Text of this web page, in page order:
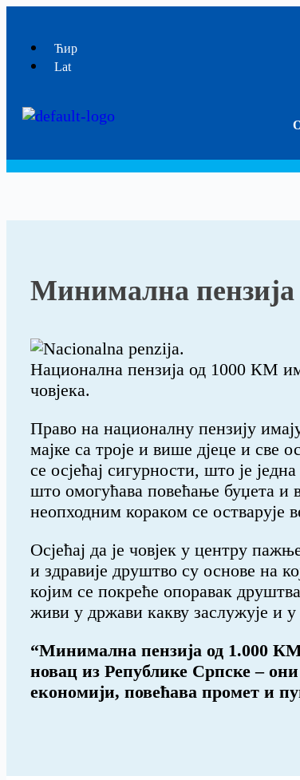
Ћир
Lat
Минимална
Национална пензија од 1000 КМ
човјека.
Право на националну пензију
мајке са троје и више дјеце и све
се осјећај сигурности, што је
што омогућава повећање буџета и
неопходним кораком се
Осјећај да је човјек у центру
и здравије друштво су основе на
којим се покреће опоравак
живи у држави какву заслужује и
“Минимална пензија од 1.000 КМ
новац из Републике Српске –
економији, повећава промет и